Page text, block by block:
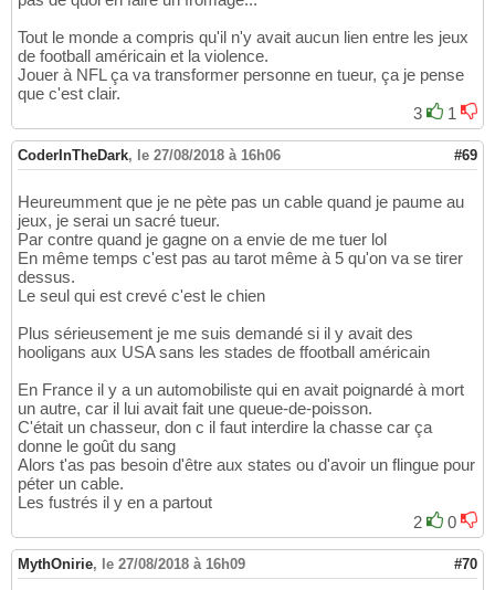
Tout le monde a compris qu'il n'y avait aucun lien entre les jeux
de football américain et la violence.
Jouer à NFL ça va transformer personne en tueur, ça je pense
que c'est clair.
3
1
CoderInTheDark, le 27/08/2018 à 16h06 #69
Heureumment que je ne pète pas un cable quand je paume au
jeux, je serai un sacré tueur.
Par contre quand je gagne on a envie de me tuer lol
En même temps c'est pas au tarot même à 5 qu'on va se tirer
dessus.
Le seul qui est crevé c'est le chien
Plus sérieusement je me suis demandé si il y avait des
hooligans aux USA sans les stades de ffootball américain
En France il y a un automobiliste qui en avait poignardé à mort
un autre, car il lui avait fait une queue-de-poisson.
C'était un chasseur, don c il faut interdire la chasse car ça
donne le goût du sang
Alors t'as pas besoin d'être aux states ou d'avoir un flingue pour
péter un cable.
Les fustrés il y en a partout
2
0
MythOnirie, le 27/08/2018 à 16h09 #70